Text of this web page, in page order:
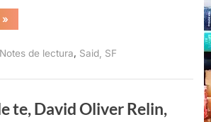
»
Notes de lectura Said, SF
te, David Oliver Relin,